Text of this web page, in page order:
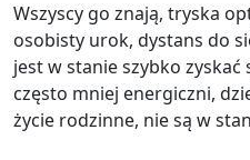
Wszyscy go znają, tryska
osobisty urok, dystans do
jest w stanie szybko
często mniej energiczni,
życie rodzinne, nie są w